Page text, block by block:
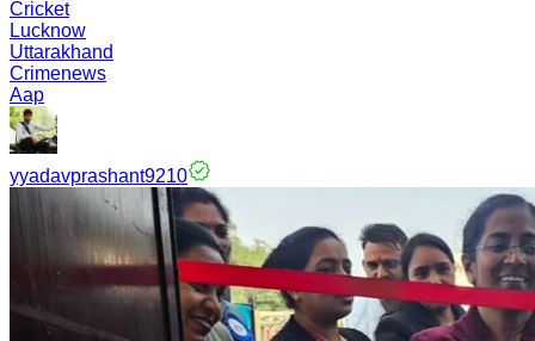
Cricket
Lucknow
Uttarakhand
Crimenews
Aap
yyadavprashant9210